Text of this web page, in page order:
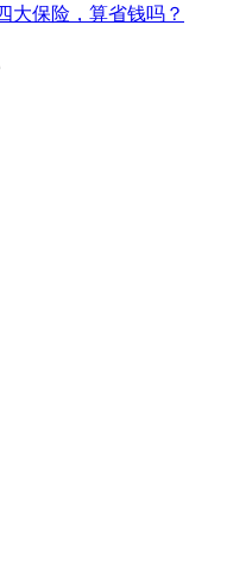
大保险，算省钱吗？